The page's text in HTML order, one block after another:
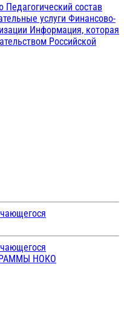
Педагогический состав
услуги Финансово-
Информация, которая
Российской
НОКО